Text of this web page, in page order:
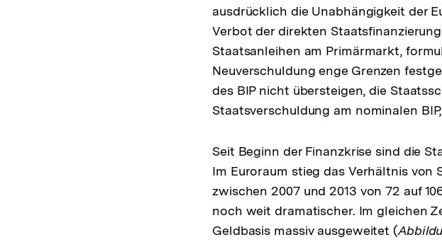
ausdrücklich die Unabhängigkeit der
Verbot der direkten
Staatsanleihen am Primärmarkt,
Neuverschuldung enge Grenzen
des BIP nicht übersteigen, die
Staatsverschuldung am nominalen
Seit Beginn der Finanzkrise sind die
Im Euroraum stieg das Verhältnis
zwischen 2007 und 2013 von 72 auf
noch weit dramatischer. Im gleichen
Geldbasis massiv ausgeweitet (